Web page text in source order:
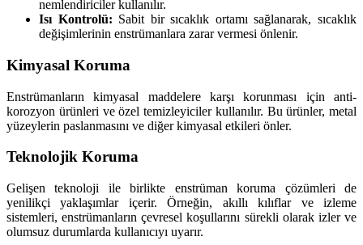
nemlendiriciler kullanılır.
Isı Kontrolü: Sabit bir sıcaklık ortamı sağlanarak, sıcaklık
değişimlerinin enstrümanlara zarar vermesi önlenir.
Kimyasal Koruma
Enstrümanların kimyasal maddelere karşı korunması için anti-
korozyon ürünleri ve özel temizleyiciler kullanılır. Bu ürünler, metal
yüzeylerin paslanmasını ve diğer kimyasal etkileri önler.
Teknolojik Koruma
Gelişen teknoloji ile birlikte enstrüman koruma çözümleri de
yenilikçi yaklaşımlar içerir. Örneğin, akıllı kılıflar ve izleme
sistemleri, enstrümanların çevresel koşullarını sürekli olarak izler ve
olumsuz durumlarda kullanıcıyı uyarır.